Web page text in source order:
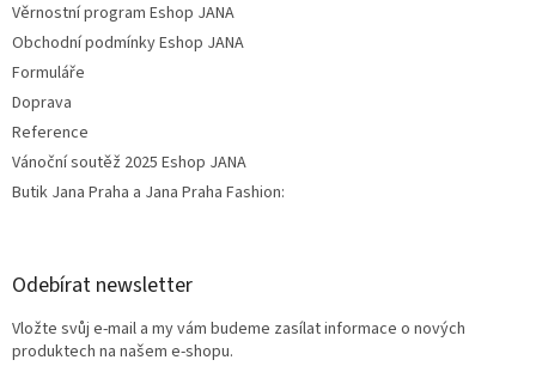
Věrnostní program Eshop JANA
Obchodní podmínky Eshop JANA
Formuláře
Doprava
Reference
Vánoční soutěž 2025 Eshop JANA
Butik Jana Praha a Jana Praha Fashion:
Odebírat newsletter
Vložte svůj e-mail a my vám budeme zasílat informace o nových
produktech na našem e-shopu.